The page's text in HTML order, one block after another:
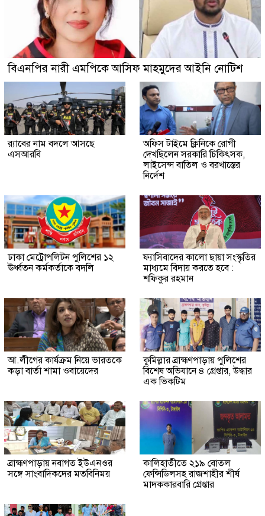
বিএনপির নারী এমপিকে আসিফ মাহমুদের আইনি নোটিশ
র‍্যাবের নাম বদলে আসছে
এসআরবি
অফিস টাইমে ক্লিনিকে রোগী
দেখছিলেন সরকারি চিকিৎসক,
লাইসেন্স বাতিল ও বরখাস্তের
নির্দেশ
ঢাকা মেট্রোপলিটন পুলিশের ১২
ঊর্ধ্বতন কর্মকর্তাকে বদলি
ফ্যাসিবাদের কালো ছায়া সংস্কৃতির
মাধ্যমে বিদায় করতে হবে :
শফিকুর রহমান
আ.লীগের কার্যক্রম নিয়ে ভারতকে
কড়া বার্তা শামা ওবায়েদের
কুমিল্লার ব্রাহ্মণপাড়ায় পুলিশের
বিশেষ অভিযানে ৪ গ্রেপ্তার, উদ্ধার
এক ভিকটিম
ব্রাহ্মণপাড়ায় নবাগত ইউএনওর
সঙ্গে সাংবাদিকদের মতবিনিময়
কালিহাতীতে ২১৯ বোতল
ফেন্সিডিলসহ রাজশাহীর শীর্ষ
মাদককারবারি গ্রেপ্তার